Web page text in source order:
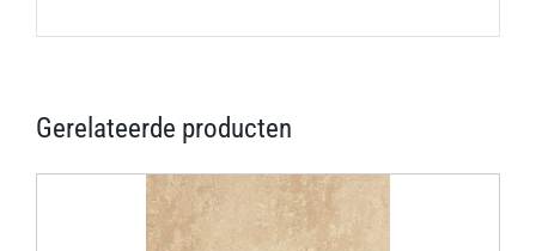
Gerelateerde producten